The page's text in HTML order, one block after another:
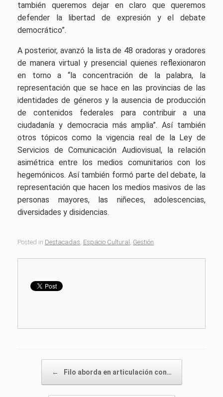
también queremos dejar en claro que queremos
defender la libertad de expresión y el debate
democrático”.
A posterior, avanzó la lista de 48 oradoras y oradores
de manera virtual y presencial quienes reflexionaron
en torno a “la concentración de la palabra, la
representación que se hace en las provincias de las
identidades de géneros y la ausencia de producción
de contenidos federales para contribuir a una
ciudadanía y democracia más amplia”. Así también
otros tópicos como la vigencia real de la Ley de
Servicios de Comunicación Audiovisual, la relación
asimétrica entre los medios comunitarios con los
hegemónicos. Así también formó parte del debate, la
representación que hacen los medios masivos de las
personas mayores, las niñeces, adolescencias,
diversidades y disidencias.
Posted in Destacadas Espacio Cultural Gestión
← Filo aborda en articulación con…